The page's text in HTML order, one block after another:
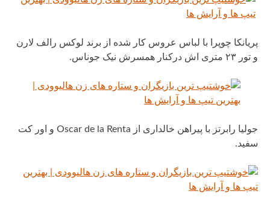
پریانکا چوپرا با لباس عروس کار شده از برند لوکس رالف لارن
و تور ۲۳ متری اش درکنار همسرش نیک جوناس.
جولیا رابرتز با پیراهن خالداری از Oscar de la Renta و اور کت
سفید.